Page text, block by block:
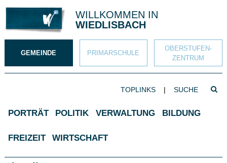
Direkt zum Inhalt springen
WILLKOMMEN IN
WIEDLISBACH
GEMEINDE PRIMAR­SCHULE
OBERSTUFEN­
ZENTRUM
SUCHBEGRIFF
TOPLINKS |
Hauptnavigation
PORTRÄT POLITIK VERWALTUNG BILDUNG
FREIZEIT WIRTSCHAFT